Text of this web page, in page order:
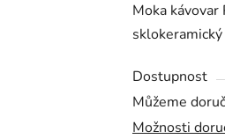
je
0,0
5
hvězdiček.
Moka
Dostupnost
Můžeme
Možnosti